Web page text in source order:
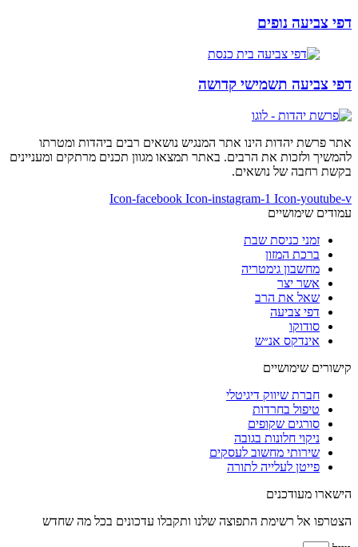
דפי צביעה נופים
דפי צביעה תשמישי קדושה
אתר פרשת יהדות הינו אתר המנגיש נושאים רבים ביהדות ומטרתו
להמשיך ולזכות את הרבים. באתר תמצאו מגוון תכנים מרתקים ומעניינים
בקשת רחבה של נושאים.
Icon-facebook Icon-instagram-1 Icon-youtube-v
עמודים שימושיים
זמני כניסת שבת
ברכת המזון
מחשבון גימטריה
אשר יצר
שאל את הרב
דפי צביעה
סודוקו
אינדקס אנ״ש
קישורים שימושיים
חברת שיווק דיגיטלי
טיפול בחרדות
סורגים שקופים
ניקוי חלונות בגובה
שירותי מחשוב לעסקים
פייטן לעלייה לתורה
הישארו מעודכנים
הצטרפו אל רשימת התפוצה שלנו ותקבלו עדכונים בכל מה שחדש